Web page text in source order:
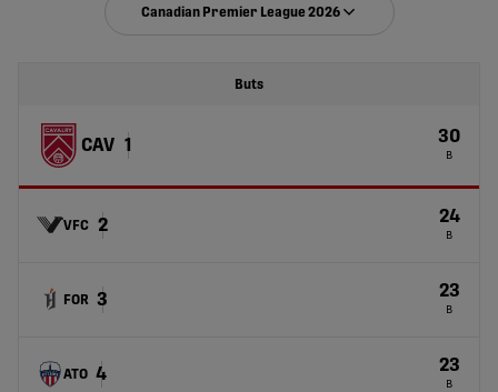
Canadian Premier League 2026
Buts
1
CAV 30
B
2
VFC 24
B
3
FOR 23
B
4
ATO 23
B